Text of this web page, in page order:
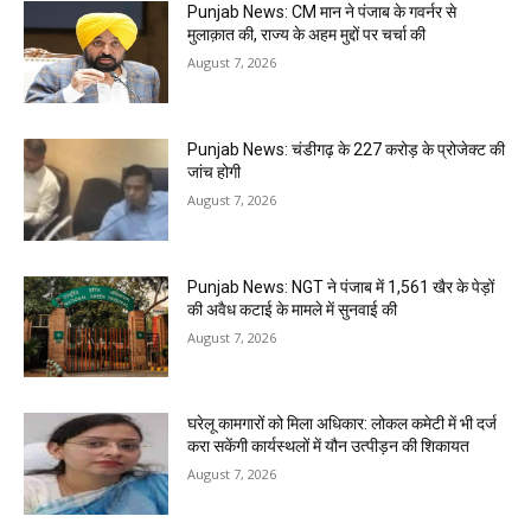
Punjab News: CM मान ने पंजाब के गवर्नर से
मुलाक़ात की, राज्य के अहम मुद्दों पर चर्चा की
August 7, 2026
Punjab News: चंडीगढ़ के ₹227 करोड़ के प्रोजेक्ट की
जांच होगी
August 7, 2026
Punjab News: NGT ने पंजाब में 1,561 खैर के पेड़ों
की अवैध कटाई के मामले में सुनवाई की
August 7, 2026
घरेलू कामगारों को मिला अधिकार: लोकल कमेटी में भी दर्ज
करा सकेंगी कार्यस्थलों में यौन उत्पीड़न की शिकायत
August 7, 2026